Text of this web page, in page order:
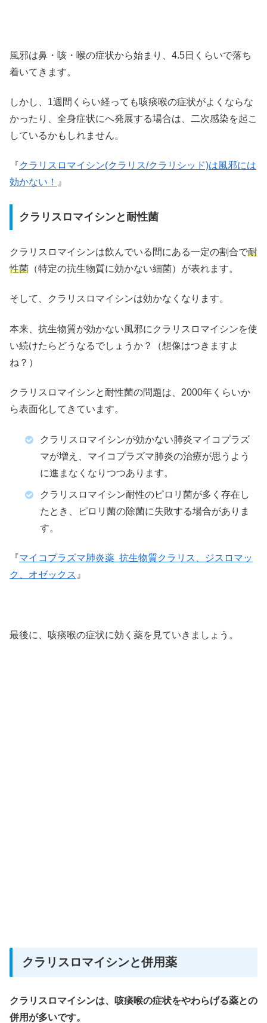
風邪は鼻・咳・喉の症状から始まり、4.5日くらいで落ち
着いてきます。
しかし、1週間くらい経っても咳痰喉の症状がよくならな
かったり、全身症状にへ発展する場合は、二次感染を起こ
しているかもしれません。
『クラリスロマイシン(クラリス/クラリシッド)は風邪には
効かない！
』
クラリスロマイシンと耐性菌
クラリスロマイシンは飲んでいる間にある一定の割合で耐
性菌 （特定の抗生物質に効かない細菌）が表れます。
そして、クラリスロマイシンは効かなくなります。
本来、抗生物質が効かない風邪にクラリスロマイシンを使
い続けたらどうなるでしょうか？（想像はつきますよ
ね？）
クラリスロマイシンと耐性菌の問題は、2000年くらいか
ら表面化してきています。
クラリスロマイシンが効かない肺炎マイコプラズ
マが増え、マイコプラズマ肺炎の治療が思うよう
に進まなくなりつつあります。
クラリスロマイシン耐性のピロリ菌が多く存在し
たとき、ピロリ菌の除菌に失敗する場合がありま
す。
『マイコプラズマ肺炎薬 抗生物質クラリス、ジスロマッ
ク、オゼックス 』
最後に、咳痰喉の症状に効く薬を見ていきましょう。
クラリスロマイシンと併用薬
クラリスロマイシンは、咳痰喉の症状をやわらげる薬との
併用が多いです。